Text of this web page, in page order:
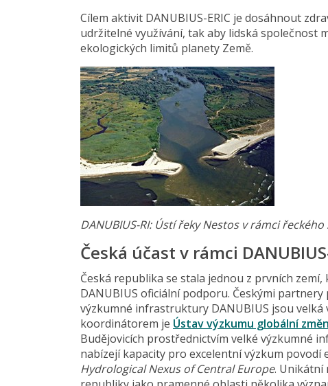
Cílem aktivit DANUBIUS-ERIC je dosáhnout
udržitelné využívání, tak aby lidská společnost
ekologických limitů planety Země.
DANUBIUS-RI: Ústí řeky Nestos v rámci
Česká účast v rámci
Česká republika se stala jednou z prvních
DANUBIUS oficiální podporu. Českými
výzkumné infrastruktury DANUBIUS jsou
koordinátorem je Ústav výzkumu globální
Budějovicích prostřednictvím velké výzkumné
nabízejí kapacity pro excelentní výzkum
Hydrological Nexus of Central Europe. Unikátní